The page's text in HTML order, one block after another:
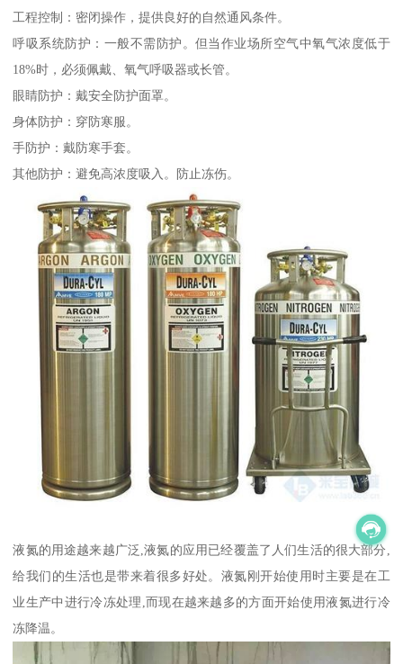
工程控制：密闭操作，提供良好的自然通风条件。
呼吸系统防护：一般不需防护。但当作业场所空气中氧气浓度低于
18%时，必须佩戴、氧气呼吸器或长管。
眼睛防护：戴安全防护面罩。
身体防护：穿防寒服。
手防护：戴防寒手套。
其他防护：避免高浓度吸入。防止冻伤。
液氮的用途越来越广泛,液氮的应用已经覆盖了人们生活的很大部分,
给我们的生活也是带来着很多好处。液氮刚开始使用时主要是在工
业生产中进行冷冻处理,而现在越来越多的方面开始使用液氮进行冷
冻降温。